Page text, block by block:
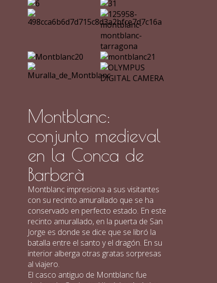
Montblanc:
conjunto medieval
en la Conca de
Barberà
Montblanc impresiona a sus visitantes
con su recinto amurallado que se ha
conservado en perfecto estado. En este
recinto amurallado, en la puerta de San
Jorge es donde se dice que se libró la
batalla entre el santo y el dragón. En su
interior alberga otras gratas sorpresas
al viajero.
El casco antiguo de Montblanc fue